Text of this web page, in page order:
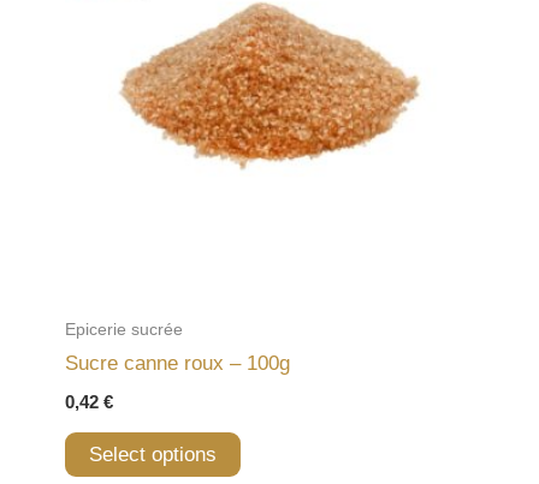
Epicerie sucrée
Sucre canne roux – 100g
0,42 €
Select options